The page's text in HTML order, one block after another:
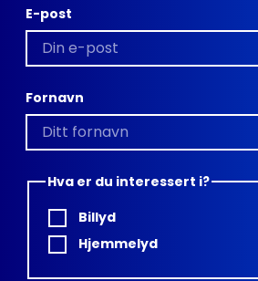
E-post
Fornavn
Hva er du interessert i?
Billyd
Hjemmelyd